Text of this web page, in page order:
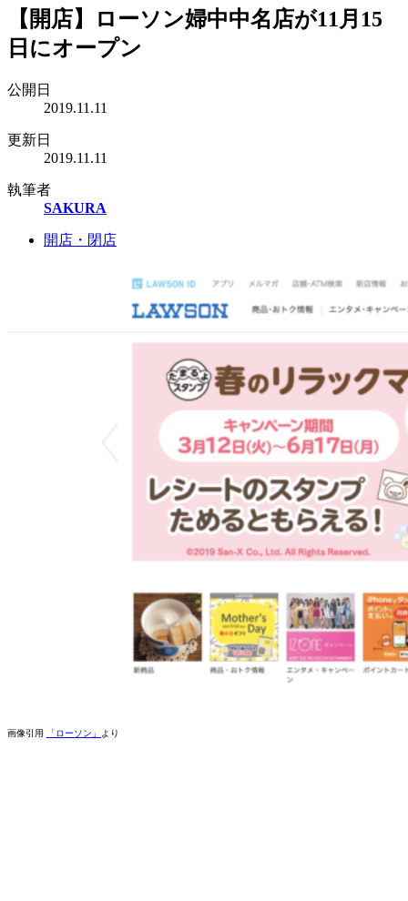
【開店】ローソン婦中中名店が11月15
日にオープン
公開日
2019.11.11
更新日
2019.11.11
執筆者
SAKURA
開店・閉店
画像引用 「ローソン」 より